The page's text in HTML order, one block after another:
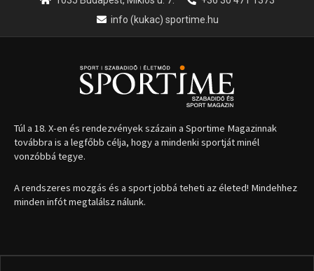
info (kukac) sportime.hu
Túl a 18. X-en és rendezvények százain a Sportime Magazinnak
továbbra is a legfőbb célja, hogy a mindenki sportját minél
vonzóbbá tegye.
A rendszeres mozgás és a sport jobbá teheti az életed! Mindehhez
minden infót megtalálsz nálunk.